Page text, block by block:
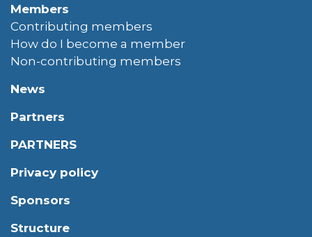
Members
Contributing members
How do I become a member
Non-contributing members
News
Partners
PARTNERS
Privacy policy
Sponsors
Structure